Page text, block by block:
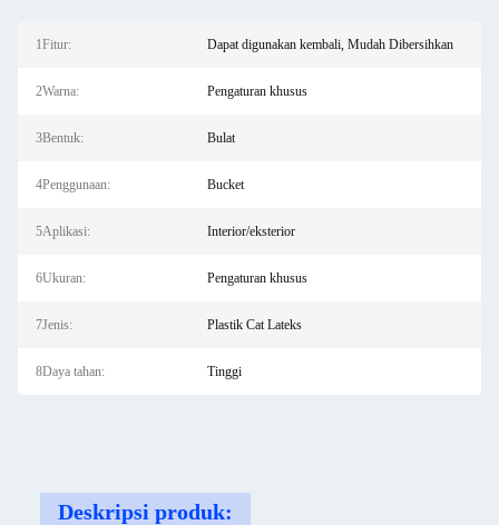
1Fitur: Dapat digunakan kembali, Mudah Dibersihkan
2Warna: Pengaturan khusus
3Bentuk: Bulat
4Penggunaan: Bucket
5Aplikasi: Interior/eksterior
6Ukuran: Pengaturan khusus
7Jenis: Plastik Cat Lateks
8Daya tahan: Tinggi
Deskripsi produk: